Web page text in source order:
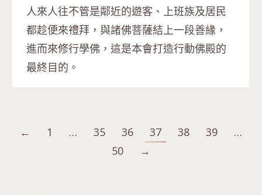
人來人往不管是鄰近的遊客、上班族及居民
都趁便來禮拜，與諸佛菩薩結上一段善緣，
進而來修行學佛，這是本會打造行動佛殿的
最終目的。
← 1 … 35 36 37 38 39
…
50
→